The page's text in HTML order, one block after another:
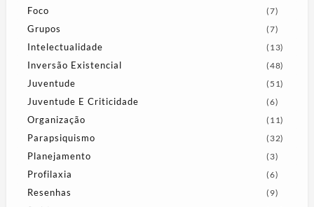
Foco (7)
Grupos (7)
Intelectualidade (13)
Inversão Existencial (48)
Juventude (51)
Juventude E Criticidade (6)
Organização (11)
Parapsiquismo (32)
Planejamento (3)
Profilaxia (6)
Resenhas (9)